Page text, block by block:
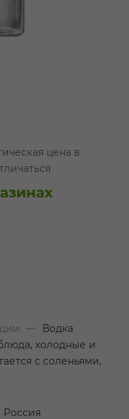
цена в
—
Водка
холодные и
с соленьями,
Россия